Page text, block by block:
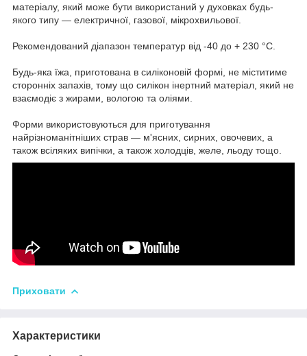
матеріалу, який може бути використаний у духовках будь-
якого типу — електричної, газової, мікрохвильової.
Рекомендований діапазон температур від -40 до + 230 °C.
Будь-яка їжа, приготована в силіконовій формі, не міститиме
сторонніх запахів, тому що силікон інертний матеріал, який не
взаємодіє з жирами, вологою та оліями.
Форми використовуються для приготування
найрізноманітніших страв — м'ясних, сирних, овочевих, а
також всіляких випічки, а також холодців, желе, льоду тощо.
Приховати
Характеристики